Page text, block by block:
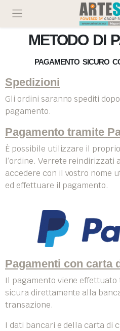
METODO DI
PAGAMENTO SICURO
Spedizioni
Gli ordini saranno spediti
pagamento.
Pagamento tramite
È possibile utilizzare il
l’ordine. Verrete reindirizzati
accedere con il vostro nome
ed effettuare il pagamento.
Pagamenti con carta
Il pagamento viene
sicura direttamente alla
transazione.
I dati bancari e della carta di